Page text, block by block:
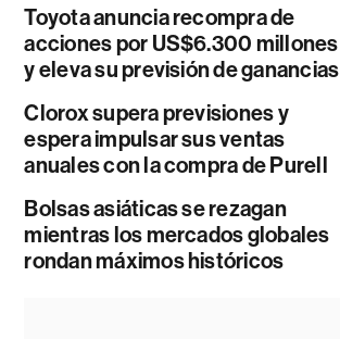
Toyota anuncia recompra de
acciones por US$6.300 millones
y eleva su previsión de ganancias
Clorox supera previsiones y
espera impulsar sus ventas
anuales con la compra de Purell
Bolsas asiáticas se rezagan
mientras los mercados globales
rondan máximos históricos